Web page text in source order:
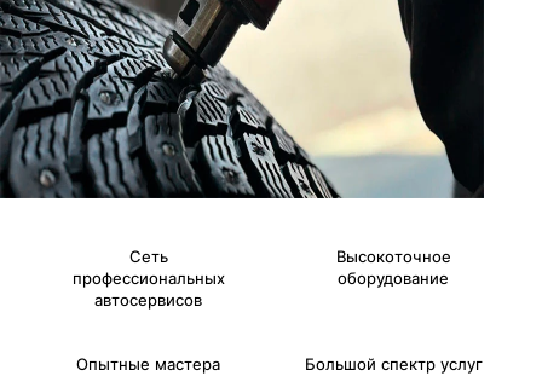
Сеть
профессиональных
автосервисов
Высокоточное
оборудование
Опытные мастера Большой спектр услуг